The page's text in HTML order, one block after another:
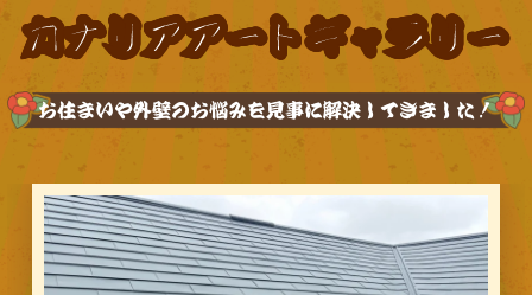
カナリアアートギャラリー
お住まいや外壁のお悩みを見事に解決してきました！